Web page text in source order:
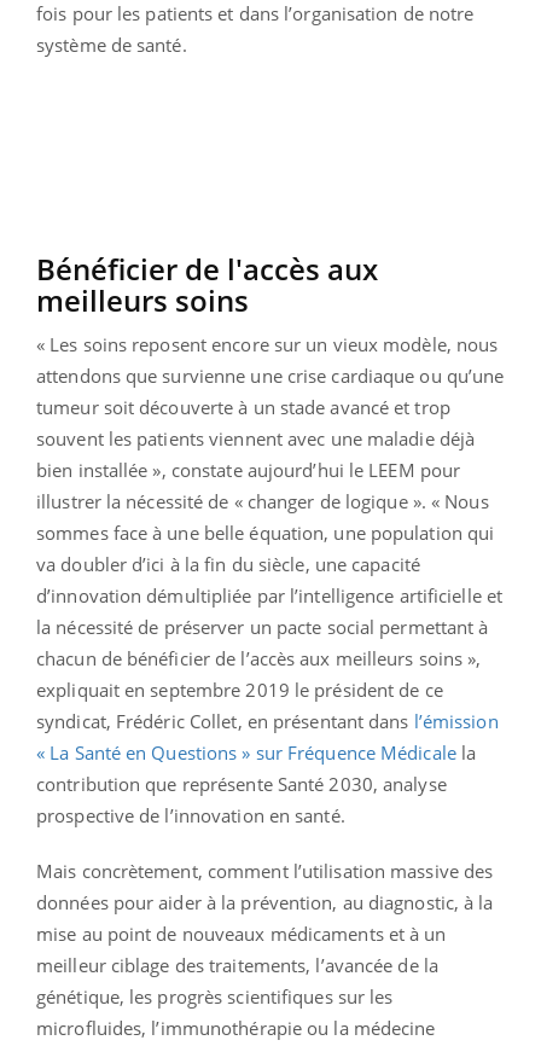
fois pour les patients et dans l’organisation de notre
système de santé.
Bénéficier de l'accès aux
meilleurs soins
« Les soins reposent encore sur un vieux modèle, nous
attendons que survienne une crise cardiaque ou qu’une
tumeur soit découverte à un stade avancé et trop
souvent les patients viennent avec une maladie déjà
bien installée », constate aujourd’hui le LEEM pour
illustrer la nécessité de « changer de logique ». « Nous
sommes face à une belle équation, une population qui
va doubler d’ici à la fin du siècle, une capacité
d’innovation démultipliée par l’intelligence artificielle et
la nécessité de préserver un pacte social permettant à
chacun de bénéficier de l’accès aux meilleurs soins »,
expliquait en septembre 2019 le président de ce
syndicat, Frédéric Collet, en présentant dans l’émission
« La Santé en Questions » sur Fréquence Médicalela
contribution que représente Santé 2030, analyse
prospective de l’innovation en santé.
Mais concrètement, comment l’utilisation massive des
données pour aider à la prévention, au diagnostic, à la
mise au point de nouveaux médicaments et à un
meilleur ciblage des traitements, l’avancée de la
génétique, les progrès scientifiques sur les
microfluides, l’immunothérapie ou la médecine